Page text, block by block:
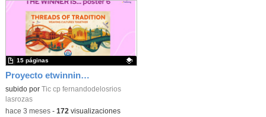
Proyecto etwinning_Poster_CEIP FDLR_Las Rozas
Contenido educativo.
subido por Tic cp fernandodelosrios
lasrozas
15 páginas
-hace 3 meses- 172 visualizaciones